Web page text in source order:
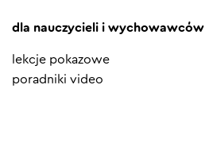
dla nauczycieli i wychowawców
lekcje pokazowe
poradniki video